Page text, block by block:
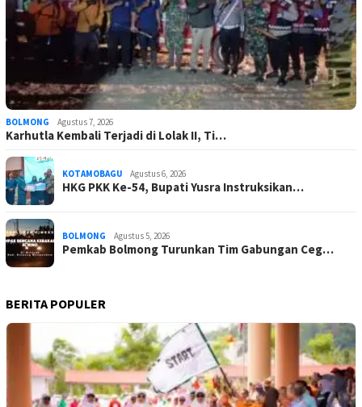
BOLMONG Agustus 7, 2026
Karhutla Kembali Terjadi di Lolak II, Ti…
KOTAMOBAGU Agustus 6, 2026
HKG PKK Ke-54, Bupati Yusra Instruksikan…
BOLMONG Agustus 5, 2026
Pemkab Bolmong Turunkan Tim Gabungan Ceg…
BERITA POPULER